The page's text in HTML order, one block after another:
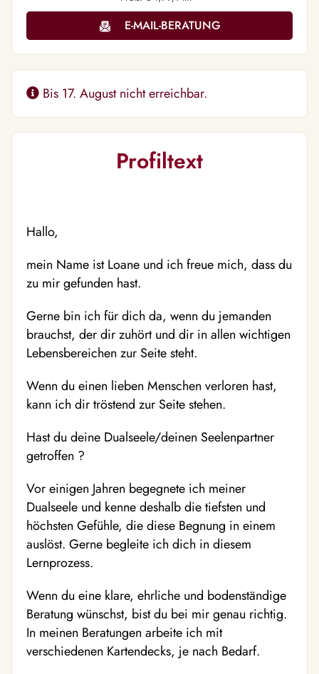
E-MAIL-BERATUNG
Bis 17. August nicht erreichbar.
Profiltext
Hallo,
mein Name ist Loane und ich freue mich, dass du
zu mir gefunden hast.
Gerne bin ich für dich da, wenn du jemanden
brauchst, der dir zuhört und dir in allen wichtigen
Lebensbereichen zur Seite steht.
Wenn du einen lieben Menschen verloren hast,
kann ich dir tröstend zur Seite stehen.
Hast du deine Dualseele/deinen Seelenpartner
getroffen ?
Vor einigen Jahren begegnete ich meiner
Dualseele und kenne deshalb die tiefsten und
höchsten Gefühle, die diese Begnung in einem
auslöst. Gerne begleite ich dich in diesem
Lernprozess.
Wenn du eine klare, ehrliche und bodenständige
Beratung wünschst, bist du bei mir genau richtig.
In meinen Beratungen arbeite ich mit
verschiedenen Kartendecks, je nach Bedarf.